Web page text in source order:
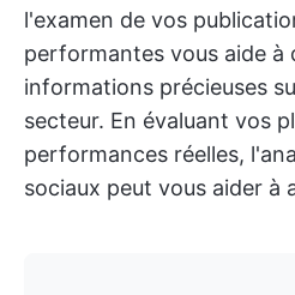
l'examen de vos
performantes vous aide à
informations précieuses
secteur. En évaluant vos
performances réelles,
sociaux peut vous aider